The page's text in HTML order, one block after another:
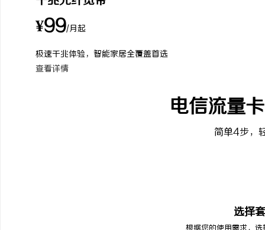
¥99/月起
极速千兆体验，智能家居全覆盖首选
查看详情
电信流量
简单4步，
选择